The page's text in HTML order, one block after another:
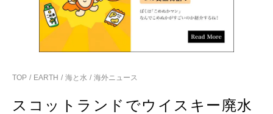
TOP EARTH 海と水 海外ニュース
スコットランドでウイスキー廃水